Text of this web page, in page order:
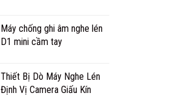
Máy chống ghi âm nghe lén
D1 mini cầm tay
Thiết Bị Dò Máy Nghe Lén
Định Vị Camera Giấu Kín